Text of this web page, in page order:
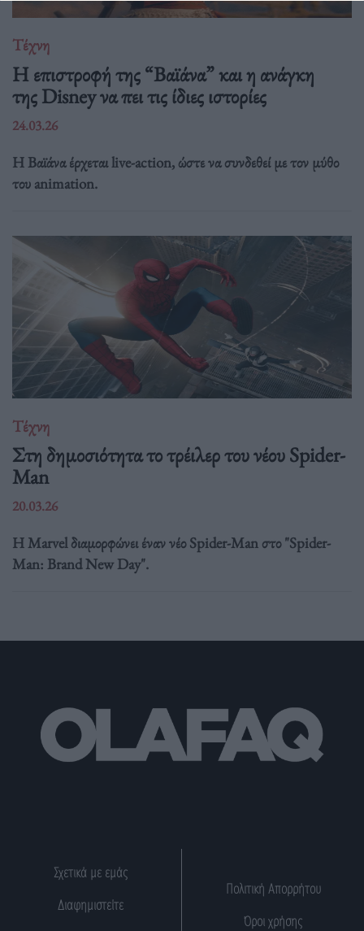
Τέχνη
Η επιστροφή της “Βαϊάνα” και η ανάγκη
της Disney να πει τις ίδιες ιστορίες
24.03.26
Η Βαϊάνα έρχεται live-action, ώστε να συνδεθεί με τον μύθο
του animation.
Τέχνη
Στη δημοσιότητα το τρέιλερ του νέου Spider-
Man
20.03.26
Η Marvel διαμορφώνει έναν νέο Spider-Man στο "Spider-
Man: Brand New Day".
Σχετικά με εμάς
Διαφημιστείτε
Πολιτική Απορρήτου
Όροι χρήσης